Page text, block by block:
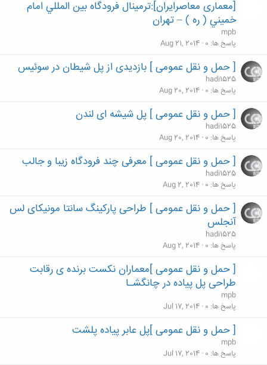
[معماری معاصرایران]:ترمينال فرودگاه بين المللي امام
خميني ( ره ) – تهران
mpb
پاسخ ها 0
Aug 21, 2014
[ حمل و نقل عمومی ] بازدیدی از پل شیطان در سوئیس
hadi1525
پاسخ ها 0
Aug 20, 2014
[ حمل و نقل عمومی ] پل شیشه ای لندن
hadi1525
پاسخ ها 0
Aug 20, 2014
[ حمل و نقل عمومی ] معرفی چند فرودگاه زیبا و جالب
hadi1525
پاسخ ها 0
Aug 2, 2014
[ حمل و نقل عمومی ] طراحی پارکینگ سانتا مونیکای لس
آنجلس
hadi1525
پاسخ ها 0
Aug 2, 2014
[ حمل و نقل عمومی ]معماران نکست برنده ی رقابت
طراحی پل پیاده در چانگشـا
mpb
پاسخ ها 0
Jul 17, 2014
[ حمل و نقل عمومی ]پل عابر پیاده پلشت
mpb
پاسخ ها 0
Jul 17, 2014